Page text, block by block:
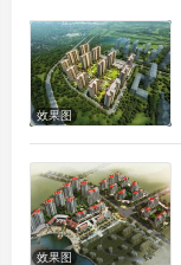
效果图
效果图